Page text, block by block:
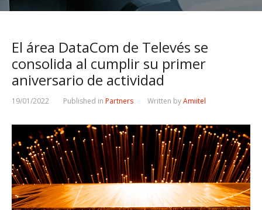
El área DataCom de Televés se
consolida al cumplir su primer
aniversario de actividad
19/01/2022 Published in Partners Written byAmiitel